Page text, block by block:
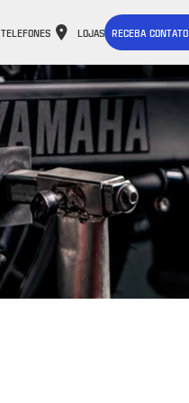
TELEFONES LOJAS RECEBA CONTATO